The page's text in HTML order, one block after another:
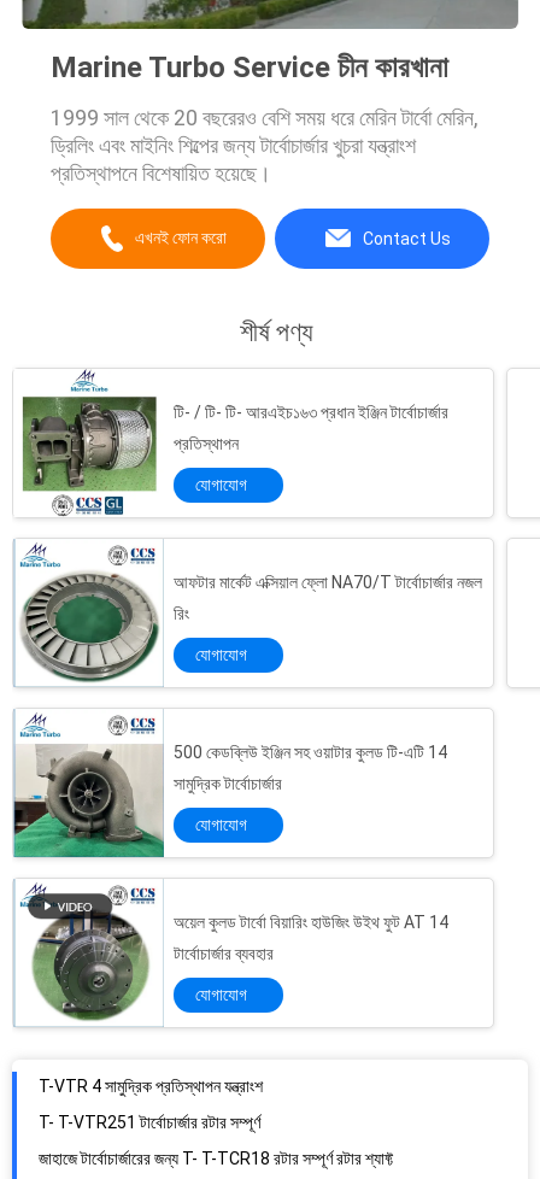
Marine Turbo Service চীন কারখানা
1999 সাল থেকে 20 বছরেরও বেশি সময় ধরে মেরিন টার্বো মেরিন,
ড্রিলিং এবং মাইনিং শিল্পের জন্য টার্বোচার্জার খুচরা যন্ত্রাংশ
প্রতিস্থাপনে বিশেষায়িত হয়েছে।
এখনই ফোন করো Contact Us
শীর্ষ পণ্য
টি- / টি- টি- আরএইচ১৬৩ প্রধান ইঞ্জিন টার্বোচার্জার
প্রতিস্থাপন
যোগাযোগ
আফটার মার্কেট এক্সিয়াল ফ্লো NA70/T টার্বোচার্জার নজল
রিং
যোগাযোগ
500 কেডব্লিউ ইঞ্জিন সহ ওয়াটার কুলড টি-এটি 14
সামুদ্রিক টার্বোচার্জার
যোগাযোগ
অয়েল কুলড টার্বো বিয়ারিং হাউজিং উইথ ফুট AT 14
টার্বোচার্জার ব্যবহার
যোগাযোগ
T-VTR 4 সামুদ্রিক প্রতিস্থাপন যন্ত্রাংশ
T- T-VTR251 টার্বোচার্জার রটার সম্পূর্ণ
জাহাজে টার্বোচার্জারের জন্য T- T-TCR18 রটার সম্পূর্ণ রটার শ্যাফ্ট